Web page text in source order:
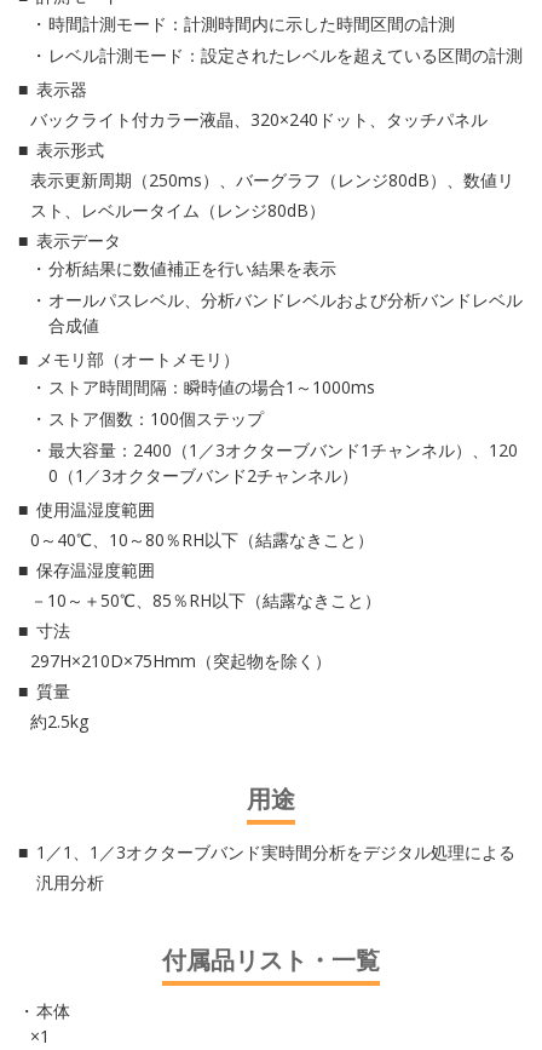
時間計測モード：計測時間内に示した時間区間の計測
レベル計測モード：設定されたレベルを超えている区間の計測
表示器
バックライト付カラー液晶、320×240ドット、タッチパネル
表示形式
表示更新周期（250ms）、バーグラフ（レンジ80dB）、数値リ
スト、レベルータイム（レンジ80dB）
表示データ
分析結果に数値補正を行い結果を表示
オールパスレベル、分析バンドレベルおよび分析バンドレベル
合成値
メモリ部（オートメモリ）
ストア時間間隔：瞬時値の場合1～1000ms
ストア個数：100個ステップ
最大容量：2400（1／3オクターブバンド1チャンネル）、120
0（1／3オクターブバンド2チャンネル）
使用温湿度範囲
0～40℃、10～80％RH以下（結露なきこと）
保存温湿度範囲
－10～＋50℃、85％RH以下（結露なきこと）
寸法
297H×210D×75Hmm（突起物を除く）
質量
約2.5kg
用途
1／1、1／3オクターブバンド実時間分析をデジタル処理による
汎用分析
付属品リスト・一覧
本体
×1